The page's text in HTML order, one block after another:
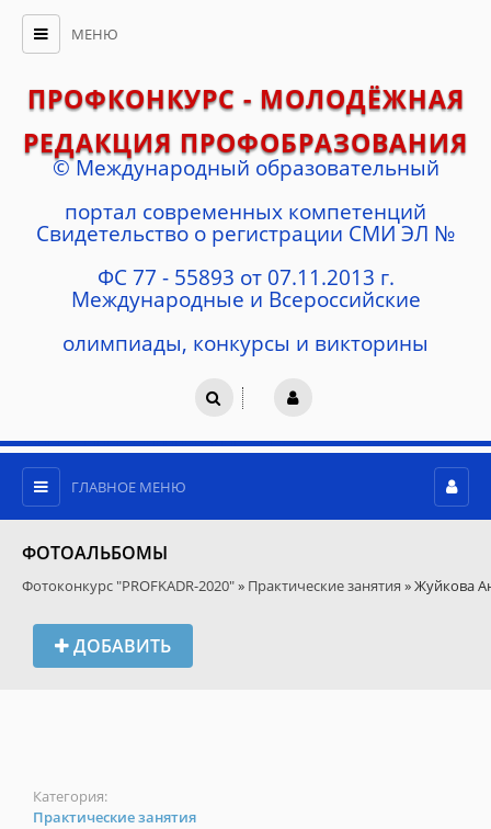
МЕНЮ
ПРОФКОНКУРС - МОЛОДЁЖНАЯ
РЕДАКЦИЯ ПРОФОБРАЗОВАНИЯ
© Международный образовательный
портал современных компетенций
Cвидетельство о регистрации СМИ ЭЛ №
ФС 77 - 55893 от 07.11.2013 г.
Международные и Всероссийские
олимпиады, конкурсы и викторины
ГЛАВНОЕ МЕНЮ
ФОТОАЛЬБОМЫ
Фотоконкурс "PROFKADR-2020"» Практические занятия » Жуйкова
ДОБАВИТЬ
Категория:
Практические занятия